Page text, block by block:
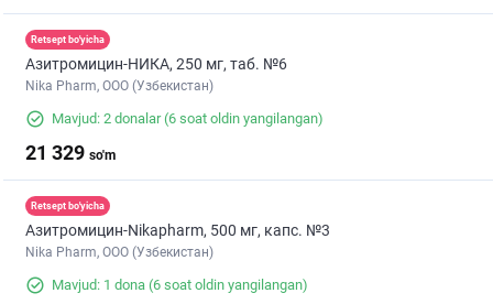
Retsept bo'yicha
Азитромицин-НИКА, 250 мг, таб. №6
Nika Pharm, ООО (Узбекистан)
Mavjud: 2 donalar(6 soat oldin yangilangan)
21 329 so'm
Retsept bo'yicha
Азитромицин-Nikapharm, 500 мг, капс. №3
Nika Pharm, ООО (Узбекистан)
Mavjud: 1 dona (6 soat oldin yangilangan)